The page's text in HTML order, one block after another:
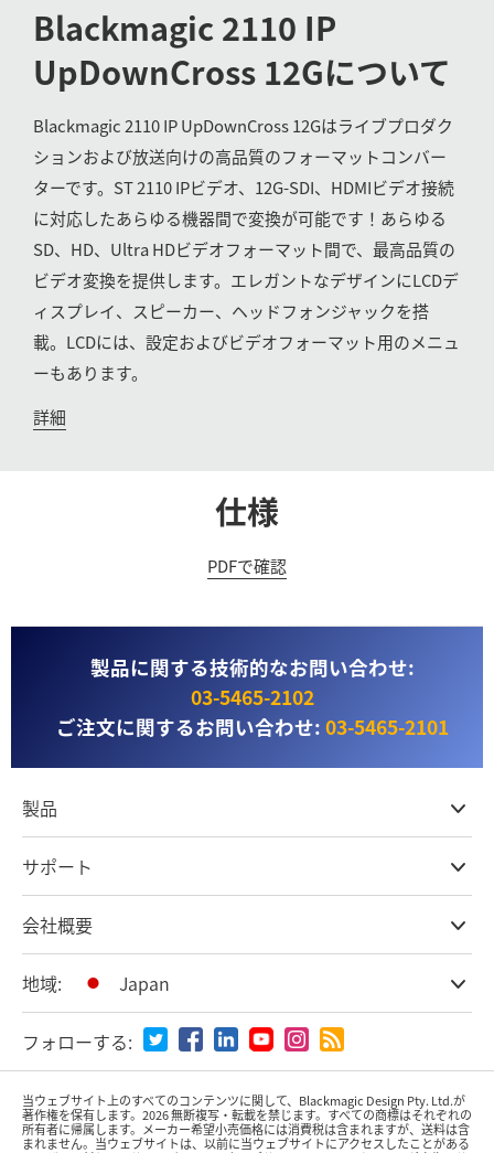
Turkey
UAE
Ukraine
United Kingdom
United States
Blackmagic2110 IP
UpDownCross 12Gについて
Blackmagic 2110 IP UpDownCross 12Gはライブプロダク
ションおよび放送向けの高品質のフォーマットコンバー
ターです。ST 2110 IPビデオ、12G-SDI、HDMIビデオ接続
に対応したあらゆる機器間で変換が可能です！あらゆる
SD、HD、Ultra HDビデオフォーマット間で、最高品質の
ビデオ変換を提供します。エレガントなデザインにLCDデ
ィスプレイ、スピーカー、ヘッドフォンジャックを搭
載。LCDには、設定およびビデオフォーマット用のメニュ
ーもあります。
詳細
仕様
PDFで確認
製品に関する技術的なお問い合わせ:
03‑5465‑2102
ご注文に関するお問い合わせ: 03‑5465‑2101
製品
DaVinci Resolve & Fusionソフトウェア
ネットワークストレージ
ATEMライブプロダクション
収録、キャプチャー、再生
放送用コンバーター
ルーティング＆配信
モニタリング＆テスト用機器
サポート
ストアに関するよくある質問
製品サポートセンター
お問い合わせ
特定商取引法に基づく表記
会社概要
会社概要
パートナー
メディア
地域: Japan
国または地域から選択
Australia
フォローする:
当ウェブサイト上のすべてのコンテンツに関して、Blackmagic Design Pty. Ltd.が
著作権を保有します。 2026 無断複写・転載を禁じます。すべての商標はそれぞれの
所有者に帰属します。 メーカー希望小売価格には消費税は含まれますが、送料は含
まれません。当ウェブサイトは、以前に当ウェブサイトにアクセスしたことがある